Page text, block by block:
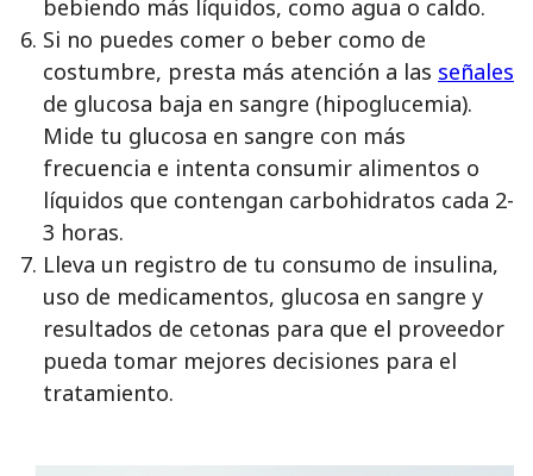
bebiendo más líquidos, como agua o caldo.
Si no puedes comer o beber como de
costumbre, presta más atención a las señales
de glucosa baja en sangre (hipoglucemia).
Mide tu glucosa en sangre con más
frecuencia e intenta consumir alimentos o
líquidos que contengan carbohidratos cada 2-
3 horas.
Lleva un registro de tu consumo de insulina,
uso de medicamentos, glucosa en sangre y
resultados de cetonas para que el proveedor
pueda tomar mejores decisiones para el
tratamiento.